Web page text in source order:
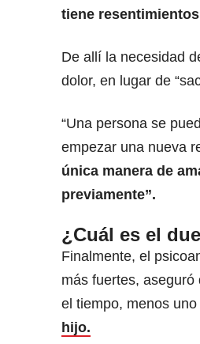
tiene
De allí la necesidad
dolor, en lugar de
“Una persona se
empezar una nueva
única manera de
previamente”.
¿Cuál es el
Finalmente, el
más fuertes,
el tiempo, menos
hijo.